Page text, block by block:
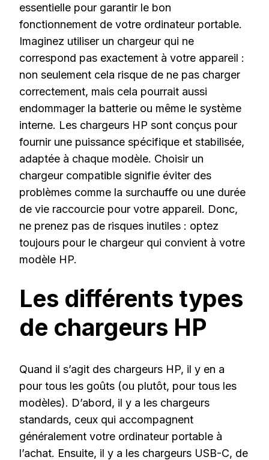
essentielle pour garantir le bon
fonctionnement de votre ordinateur portable.
Imaginez utiliser un chargeur qui ne
correspond pas exactement à votre appareil :
non seulement cela risque de ne pas charger
correctement, mais cela pourrait aussi
endommager la batterie ou même le système
interne. Les chargeurs HP sont conçus pour
fournir une puissance spécifique et stabilisée,
adaptée à chaque modèle. Choisir un
chargeur compatible signifie éviter des
problèmes comme la surchauffe ou une durée
de vie raccourcie pour votre appareil. Donc,
ne prenez pas de risques inutiles : optez
toujours pour le chargeur qui convient à votre
modèle HP.
Les différents types
de chargeurs HP
Quand il s’agit des chargeurs HP, il y en a
pour tous les goûts (ou plutôt, pour tous les
modèles). D’abord, il y a les chargeurs
standards, ceux qui accompagnent
généralement votre ordinateur portable à
l’achat. Ensuite, il y a les chargeurs USB-C, de